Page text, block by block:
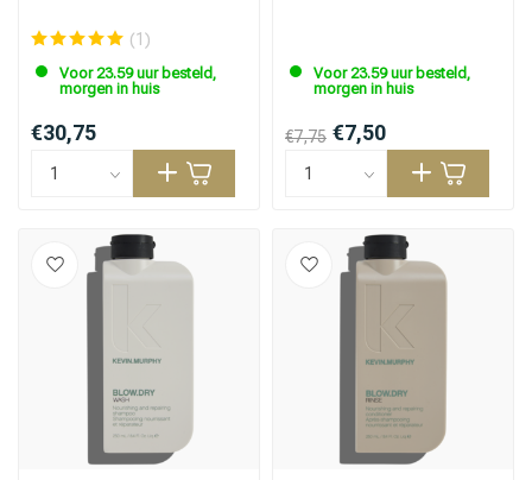
(1)
Voor 23.59 uur besteld,
morgen in huis
€30,75
Voor 23.59 uur besteld,
morgen in huis
€7,75 €7,50